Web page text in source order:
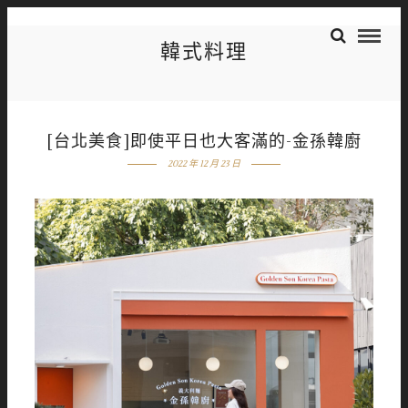
韓式料理
[台北美食]即使平日也大客滿的-金孫韓廚
2022 年 12 月 23 日